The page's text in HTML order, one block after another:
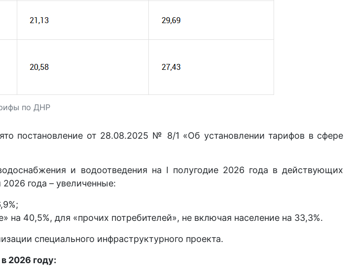
по ДНР
постановление от 28.08.2025 № 8/1 «Об установлении тарифов в сфере
и водоотведения на I полугодие 2026 года в действующих
года – увеличенные:
на 40,5%, для «прочих потребителей», не включая население на 33,3%.
специального инфраструктурного проекта.
2026 году: